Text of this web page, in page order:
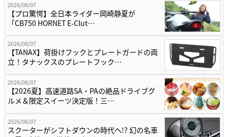
2026/08/07
【プロ驚愕】全日本ライダー岡崎静夏が
「CB750 HORNET E-Clut…
2026/08/07
【TANAX】荷掛けフックとプレートガードの両
立！タナックスのプレートフック…
2026/08/07
【2026夏】高速道路SA・PAの絶品ドライブグ
ルメ＆限定スイーツ決定版！三…
2026/08/07
スクーターがシフトダウンの時代へ!? 幻の名車